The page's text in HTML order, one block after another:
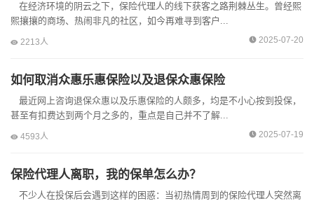
在经济环境的阴云之下，保险代理人的线下获客之路荆棘丛生。曾经熙
熙攘攘的商场、热闹非凡的社区，如今再难寻到客户...
2213人 2025-07-20
如何取消众惠乐惠保险以及退保众惠保险
最近网上咨询退保众惠以及乐惠保险的人颇多，均是不小心按到投保，
甚至有扣费达到两个月之多的，重点是自己并不了解...
4593人 2025-07-19
保险代理人离职，我的保单怎么办？
不少人在投保后会遇到这样的困惑：当初热情周到的保险代理人突然离